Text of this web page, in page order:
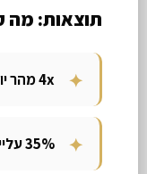
תוצאות: מה
4x מהר יותר
35% עלייה